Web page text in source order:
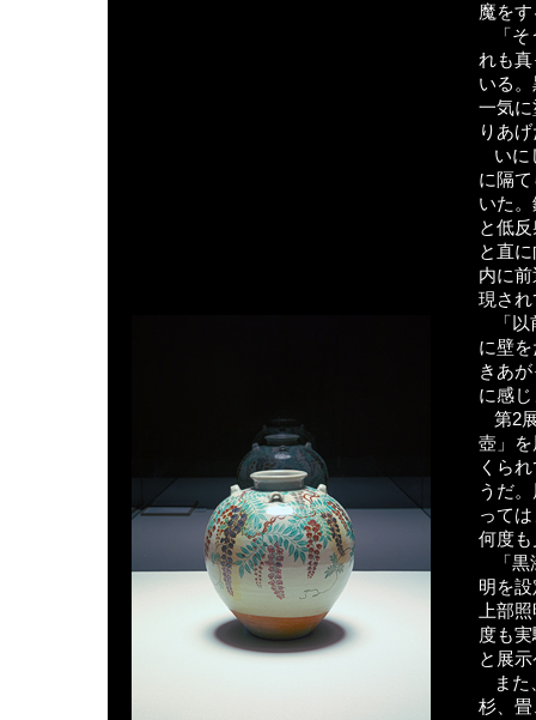
魔を
「
れも
いる
一気
りあ
いに
に隔
いた
と低
と直
内に
現さ
「
に壁
きあ
に感
第2
壺」
くら
うだ
って
何度
「
明を
上部
度も
と展
ま
杉、